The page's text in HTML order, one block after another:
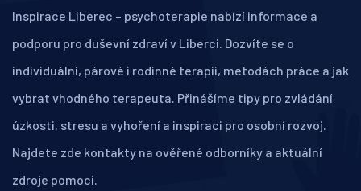
Inspirace Liberec – psychoterapie nabízí informace a
podporu pro duševní zdraví v Liberci. Dozvíte se o
individuální, párové i rodinné terapii, metodách práce a jak
vybrat vhodného terapeuta. Přinášíme tipy pro zvládání
úzkosti, stresu a vyhoření a inspiraci pro osobní rozvoj.
Najdete zde kontakty na ověřené odborníky a aktuální
zdroje pomoci.